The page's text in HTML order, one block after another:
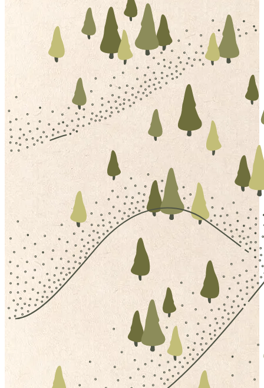
direkt am
Wirpitschsee
gelegen
exklusive
Nutzung für bis
zu 10 Personen
aus reinstem
Zirbenholz
gefertigt